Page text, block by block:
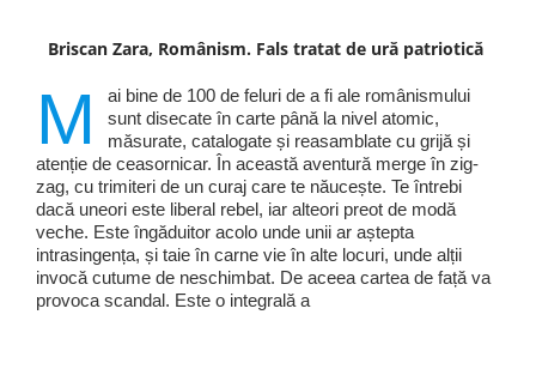
Briscan Zara, Românism. Fals tratat de ură patriotică
M
ai bine de 100 de feluri de a fi ale românismului
sunt disecate în carte până la nivel atomic,
măsurate, catalogate și reasamblate cu grijă și
atenție de ceasornicar. În această aventură merge în zig-
zag, cu trimiteri de un curaj care te năucește. Te întrebi
dacă uneori este liberal rebel, iar alteori preot de modă
veche. Este îngăduitor acolo unde unii ar aștepta
intrasingența, și taie în carne vie în alte locuri, unde alții
invocă cutume de neschimbat. De aceea cartea de față va
provoca scandal. Este o integrală a